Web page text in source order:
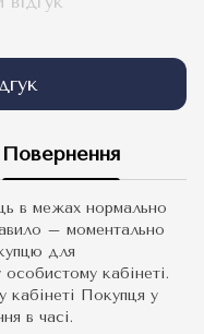
Повернення
в межах нормально
– моментально
для
особистому кабінеті.
кабінеті Покупця у
в часі.